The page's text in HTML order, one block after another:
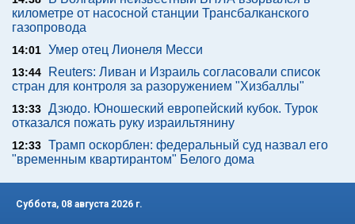
километре от насосной станции Трансбалканского
газопровода
14:01 Умер отец Лионеля Месси
13:44
Reuters: Ливан и Израиль согласовали список
стран для контроля за разоружением "Хизбаллы"
13:33 Дзюдо. Юношеский европейский кубок. Турок
отказался пожать руку израильтянину
12:33 Трамп оскорблен: федеральный суд назвал его
"временным квартирантом" Белого дома
Суббота, 08 августа 2026 г.